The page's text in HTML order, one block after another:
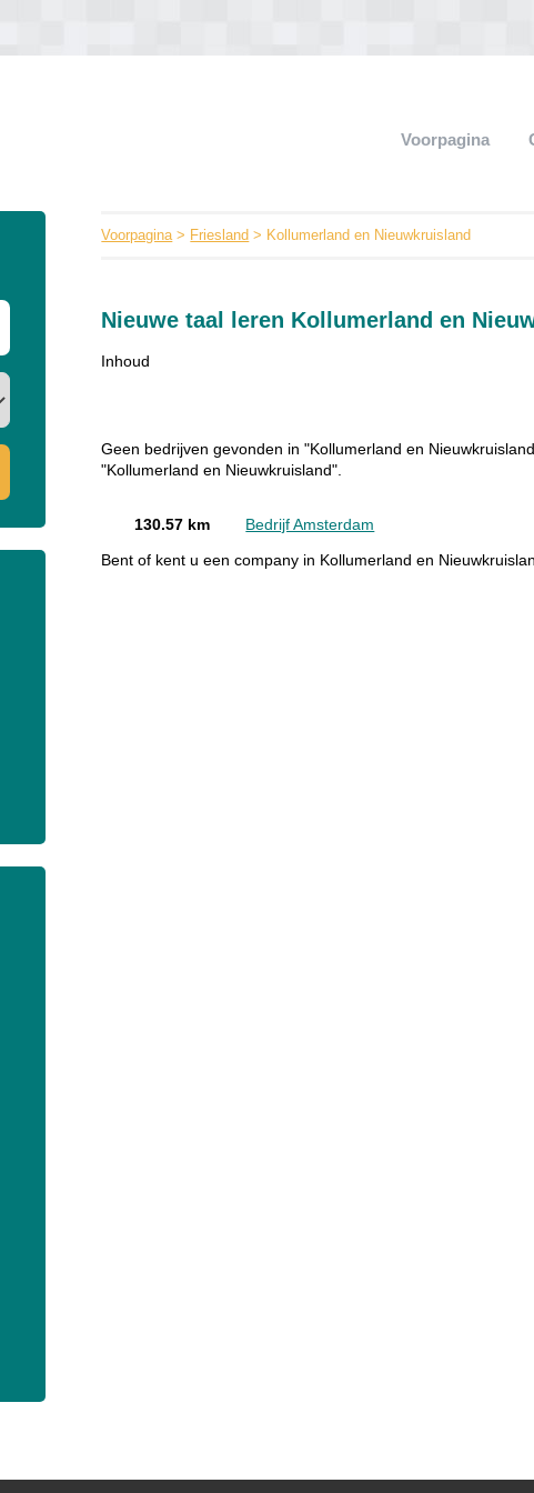
Voorpagina
Voorpagina> Friesland > Kollumerland en Nieuwkruisland
Nieuwe taal leren Kollumerland en
Inhoud
Geen bedrijven gevonden in "Kollumerland en
"Kollumerland en Nieuwkruisland".
130.57 km Bedrijf Amsterdam
Bent of kent u een company in Kollumerland en